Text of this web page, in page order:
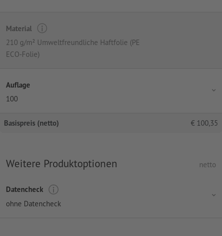
Material
210 g/m² Umweltfreundliche Haftfolie (PE
ECO-Folie)
Auflage
100
Basispreis (netto) € 100,35
Weitere Produktoptionen netto
Datencheck
ohne Datencheck